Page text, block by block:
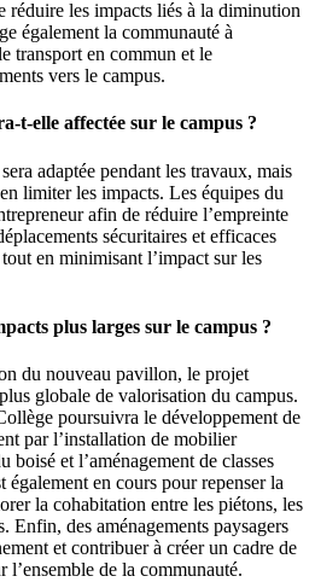
réduire les impacts liés à la diminution
également la communauté à
transport en commun et le
vers le campus.
t-elle affectée sur le campus ?
adaptée pendant les travaux, mais
limiter les impacts. Les équipes du
afin de réduire l’empreinte
sécuritaires et efficaces
en minimisant l’impact sur les
plus larges sur le campus ?
du nouveau pavillon, le projet
globale de valorisation du campus.
poursuivra le développement de
par l’installation de mobilier
boisé et l’aménagement de classes
en cours pour repenser la
la cohabitation entre les piétons, les
Enfin, des aménagements paysagers
et contribuer à créer un cadre de
l’ensemble de la communauté.